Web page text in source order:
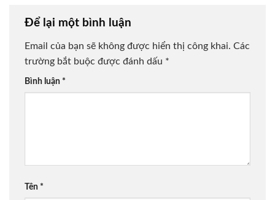
Để lại một bình luận
Email của bạn sẽ không được hiển thị công khai. Các
trường bắt buộc được đánh dấu *
Bình luận *
Tên *